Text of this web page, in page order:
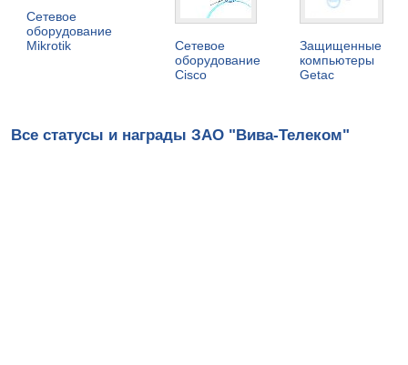
Сетевое
оборудование
Mikrotik
Сетевое
оборудование
Cisco
Защищенные
компьютеры
Getac
Все статусы и награды ЗАО "Вива-Телеком"